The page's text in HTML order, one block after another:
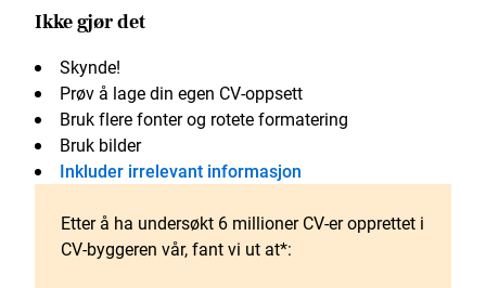
Ikke gjør det
Skynde!
Prøv å lage din egen CV-oppsett
Bruk flere fonter og rotete formatering
Bruk bilder
Inkluder irrelevant informasjon
Etter å ha undersøkt 6 millioner CV-er opprettet i
CV-byggeren vår, fant vi ut at*: